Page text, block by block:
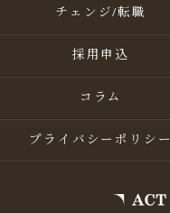
チェンジ/転職
採用申込
コラム
プライバシーポリシー